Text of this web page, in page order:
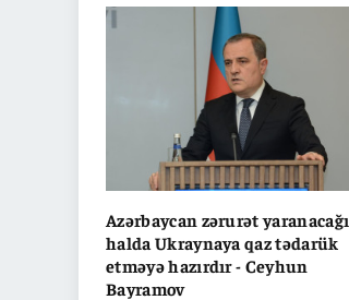
Azərbaycan zərurət yaranacağı
halda Ukraynaya qaz tədarük
etməyə hazırdır - Ceyhun
Bayramov